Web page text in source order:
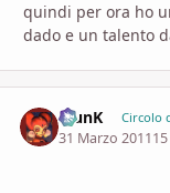
quindi per ora ho
dado e un talento
KlunK Circolo
31 Marzo 2011